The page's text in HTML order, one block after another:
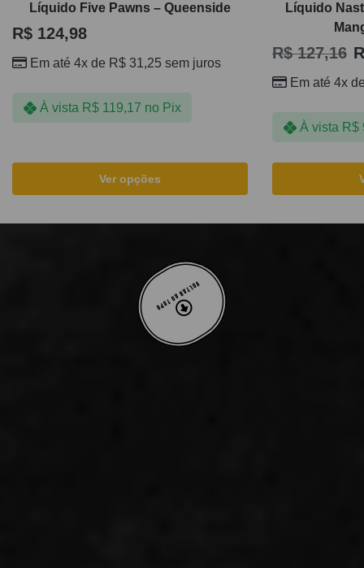
Líquido Five Pawns – Queenside
R$ 124,98
Em até 4x de R$ 31,25 sem juros
À vista R$119,17 no Pix
Ver opções
Líquido
R$127,16
Em até 4x
À vista R$
VOLTAR AO TOPO